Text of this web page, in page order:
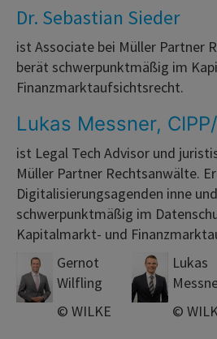
Dr. Sebastian Sieder
ist Associate bei Müller Partner
berät schwerpunktmäßig im
Finanzmarktaufsichtsrecht.
Lukas Messner,
ist Legal Tech Advisor und
Müller Partner Rechtsanwälte.
Digitalisierungsagenden inne
schwerpunktmäßig im
Kapitalmarkt- und
Gernot
Wilfling
© WILKE
Lukas
©